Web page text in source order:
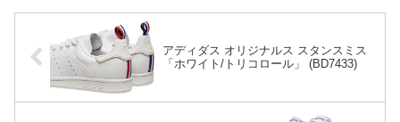
アディダス オリジナルス スタンスミス
「ホワイト/トリコロール」 (BD7433)